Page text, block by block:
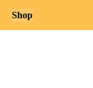
Shop